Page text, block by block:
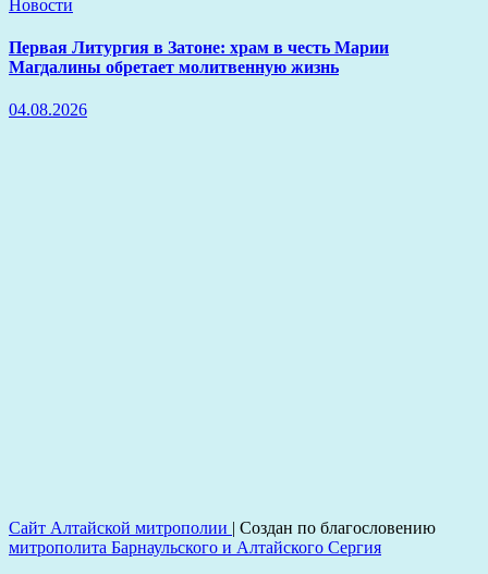
Новости
Первая Литургия в Затоне: храм в честь Марии
Магдалины обретает молитвенную жизнь
04.08.2026
Сайт Алтайской митрополии | Создан по благословению
митрополита Барнаульского и Алтайского Сергия